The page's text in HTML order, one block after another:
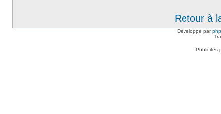
Retour à
Développé par
Publicités